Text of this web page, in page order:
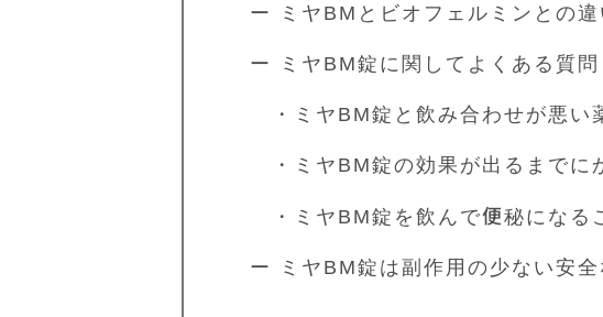
ー ミヤBMとビオフェルミンとの違
ー ミヤBM錠に関してよくある質問
・ミヤBM錠と飲み合わせが悪い
・ミヤBM錠の効果が出るまでに
・ミヤBM錠を飲んで便秘になる
ー ミヤBM錠は副作用の少ない安全